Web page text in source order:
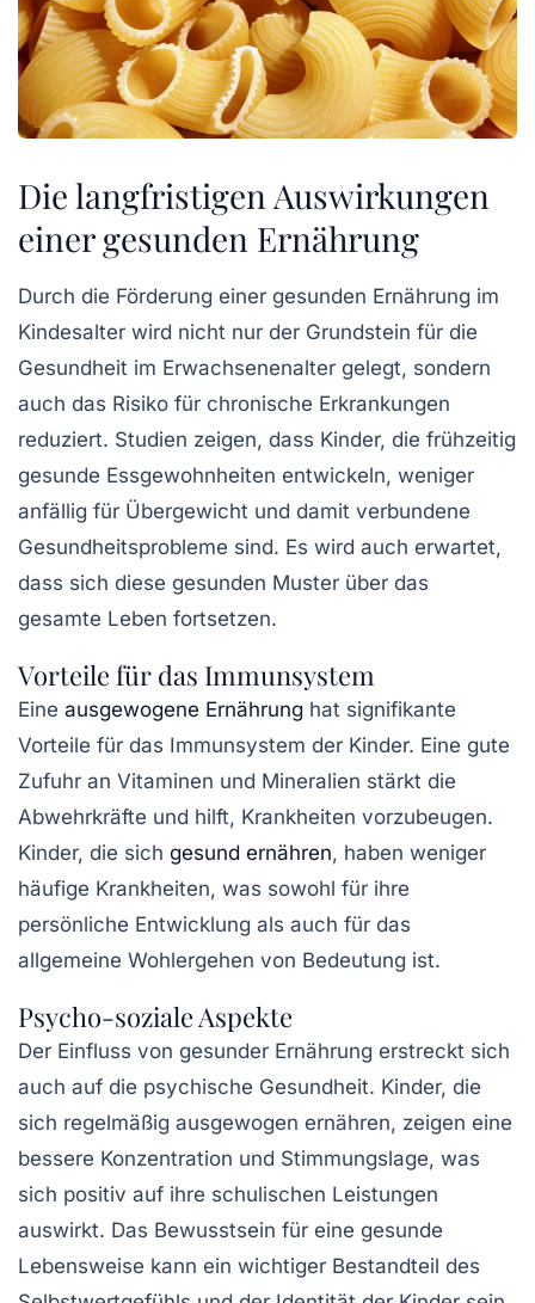
Die langfristigen Auswirkungen
einer gesunden Ernährung
Durch die Förderung einer gesunden Ernährung im
Kindesalter wird nicht nur der Grundstein für die
Gesundheit im Erwachsenenalter gelegt, sondern
auch das Risiko für chronische Erkrankungen
reduziert. Studien zeigen, dass Kinder, die frühzeitig
gesunde Essgewohnheiten entwickeln, weniger
anfällig für Übergewicht und damit verbundene
Gesundheitsprobleme sind. Es wird auch erwartet,
dass sich diese gesunden Muster über das
gesamte Leben fortsetzen.
Vorteile für das Immunsystem
Eine ausgewogene Ernährung hat signifikante
Vorteile für das Immunsystem der Kinder. Eine gute
Zufuhr an Vitaminen und Mineralien stärkt die
Abwehrkräfte und hilft, Krankheiten vorzubeugen.
Kinder, die sich gesund ernähren, haben weniger
häufige Krankheiten, was sowohl für ihre
persönliche Entwicklung als auch für das
allgemeine Wohlergehen von Bedeutung ist.
Psycho-soziale Aspekte
Der Einfluss von gesunder Ernährung erstreckt sich
auch auf die psychische Gesundheit. Kinder, die
sich regelmäßig ausgewogen ernähren, zeigen eine
bessere Konzentration und Stimmungslage, was
sich positiv auf ihre schulischen Leistungen
auswirkt. Das Bewusstsein für eine gesunde
Lebensweise kann ein wichtiger Bestandteil des